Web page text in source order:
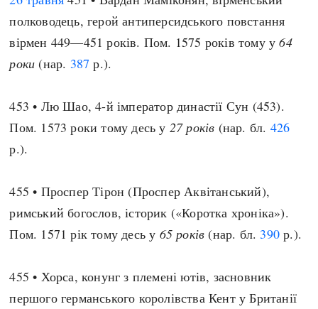
полководець, герой антиперсидського повстання
вірмен 449—451 років. Пом. 1575 років тому у64
роки (нар. 387 р.).
453 • Лю Шао, 4-й імператор династії Сун (453).
Пом. 1573 роки тому десь у 27 років (нар. бл. 426
р.).
455 • Проспер Тірон (Проспер Аквітанський),
римський богослов, історик («Коротка хроніка»).
Пом. 1571 рік тому десь у 65 років (нар. бл. 390 р.).
455 • Хорса, конунг з племені ютів, засновник
першого германського королівства Кент у Британії